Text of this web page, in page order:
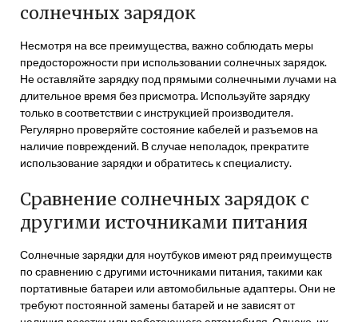
солнечных зарядок
Несмотря на все преимущества, важно соблюдать меры
предосторожности при использовании солнечных зарядок.
Не оставляйте зарядку под прямыми солнечными лучами на
длительное время без присмотра. Используйте зарядку
только в соответствии с инструкцией производителя.
Регулярно проверяйте состояние кабелей и разъемов на
наличие повреждений. В случае неполадок, прекратите
использование зарядки и обратитесь к специалисту.
Сравнение солнечных зарядок с
другими источниками питания
Солнечные зарядки для ноутбуков имеют ряд преимуществ
по сравнению с другими источниками питания, такими как
портативные батареи или автомобильные адаптеры. Они не
требуют постоянной замены батарей и не зависят от